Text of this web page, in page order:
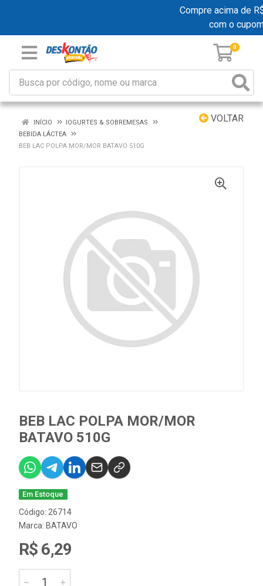
Compre acima de
com o
0
VOLTAR
INÍCIO
IOGURTES & SOBREMESAS
BEBIDA LÁCTEA
BEB LAC POLPA MOR/MOR BATAVO 510G
BEB LAC POLPA MOR/MOR
BATAVO 510G
Em Estoque
Código: 26714
Marca: BATAVO
R$ 6,29